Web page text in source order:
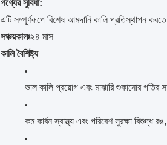
পণ্যের সুবিধা:
এটি সম্পূর্ণরূপে বিশেষ আমদানি কালি প্রতিস্থাপন
সঞ্চয়কালঃ২৪ মাস
কালি বৈশিষ্ট্য
ভাল কালি প্রয়োগ এবং মাঝারি শুকানোর গতির
কম কার্বন স্বাস্থ্য এবং পরিবেশ সুরক্ষা বিশুদ্ধ